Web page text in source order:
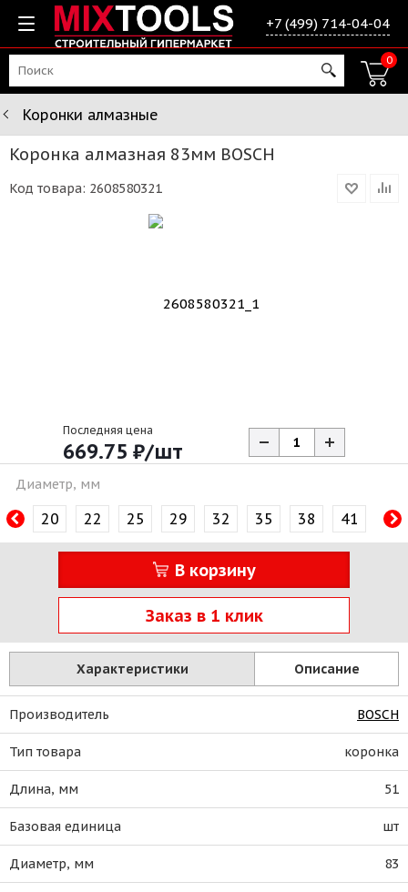
+7 (499) 714-04-04
0
Коронки алмазные
Коронка алмазная 83мм BOSCH
Код товара: 2608580321
Последняя цена
669.75 ₽/шт
Диаметр, мм
20 22 25 29 32 35 38 41 44
В корзину
Заказ в 1 клик
Характеристики Описание
Производитель BOSCH
Тип товара коронка
Длина, мм 51
Базовая единица шт
Диаметр, мм 83